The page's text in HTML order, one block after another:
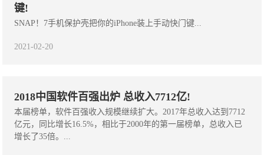
键!
SNAP！7手机保护壳把你的iPhone装上手动快门键...
2021-02-20
2018中国软件百强出炉 总收入7712亿!
本届榜单，软件百强收入规模继续扩大。2017年总收入达到7712
亿元，同比增长16.5%，相比于2000年的第一届榜单，总收入已
增长了35倍。...